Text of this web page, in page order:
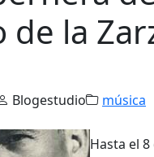
de la
Blogestudio música
Hasta el